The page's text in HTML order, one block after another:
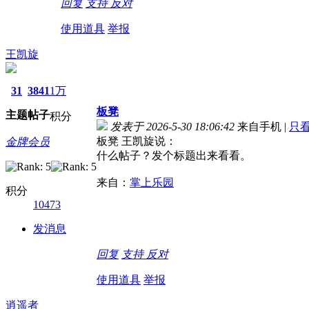
回复 支持 反对
使用道具 举报
王凯旋
31
主题
3841
帖子
1万
积分
金牌会员
积分
10473
发消息
板凳
发表于 2026-5-30 18:06:42 来自手机 | 只
板凳 王凯旋说：
什么帖子？发个标题出来看看。
来自： 掌上乐园
回复 支持 反对
使用道具 举报
逍遥者